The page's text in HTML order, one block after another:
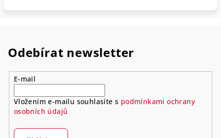
Odebírat newsletter
E-mail
Vložením e-mailu souhlasíte s podmínkami ochrany
osobních údajů